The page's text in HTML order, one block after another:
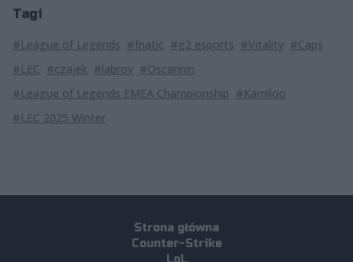
Tagi
#League of Legends #fnatic #g2 esports #Vitality #Caps
#LEC #czajek #labrov #Oscarinin
#League of Legends EMEA Championship #Kamiloo
#LEC 2025 Winter
Strona główna
Counter-Strike
LoL